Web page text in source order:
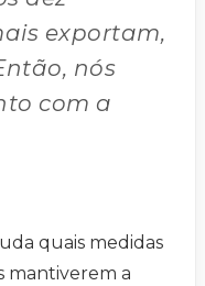
exportam,
nós
com a
quais medidas
mantiverem a